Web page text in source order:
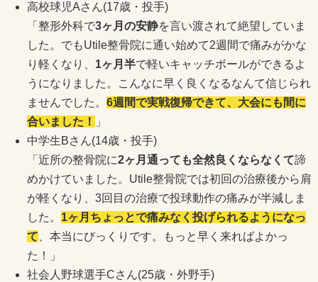
高校球児Aさん(17歳・投手)
「整形外科で3ヶ月の安静を言い渡されて絶望していま
した。でもUtile整骨院に通い始めて2週間で痛みがかな
り軽くなり、 1ヶ月半で軽いキャッチボールができるよ
うになりました。こんなに早く良くなるなんて信じられ
ませんでした。 6週間で実戦復帰できて、大会にも間に
合いました！
」
中学生Bさん(14歳・投手)
「近所の整骨院に2ヶ月通っても全然良くならなくて諦
めかけていました。Utile整骨院では初回の治療後から肩
が軽くなり、3回目の治療で投球動作の痛みが半減しま
した。 1ヶ月ちょっとで痛みなく投げられるようになっ
て 、本当にびっくりです。もっと早く来ればよかっ
た！」
社会人野球選手Cさん(25歳・外野手)